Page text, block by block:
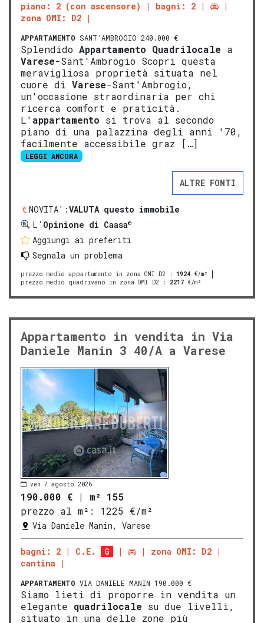
piano: 2 (con ascensore)
bagni: 2
zona OMI: D2
APPARTAMENTO SANT'AMBROGIO 240.000 €
Splendido Appartamento Quadrilocale a
Varese-Sant'Ambrogio Scopri questa
meravigliosa proprietà situata nel
cuore di Varese-Sant'Ambrogio,
un'occasione straordinaria per chi
ricerca comfort e praticità.
L' appartamento si trova al secondo
piano di una palazzina degli anni '70,
facilmente accessibile graz […]
LEGGI ANCORA
ALTRE FONTI
NOVITA':VALUTA questo immobile
L' Opinione di Caasa®
Aggiungi ai preferiti
Segnala un problema
prezzo medio appartamento in zona OMI D2 : 1924 €/m²
prezzo medio quadrivano in zona OMI D2 : 2217 €/m²
Appartamento in vendita in Via
Daniele Manin 3 40/A a Varese
ven 7 agosto 2026
190.000 € | m² 155
prezzo al m²:
1225 €/m²
Via Daniele Manin, Varese
bagni: 2 C.E. G
zona OMI: D2
cantina
APPARTAMENTO VIA DANIELE MANIN 190.000 €
Siamo lieti di proporre in vendita un
elegante quadrilocale su due livelli,
situato in una delle zone più